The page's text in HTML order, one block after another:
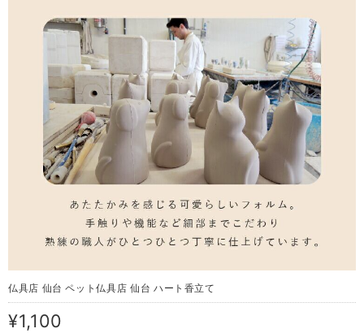
仏具店 仙台 ペット仏具店 仙台 ハート香立て
¥1,100